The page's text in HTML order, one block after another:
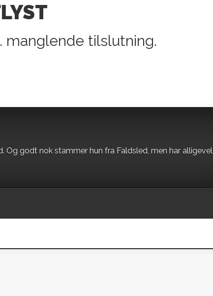
manglende tilslutning.
Og godt nok stammer hun fra Faldsled, men har alligevel